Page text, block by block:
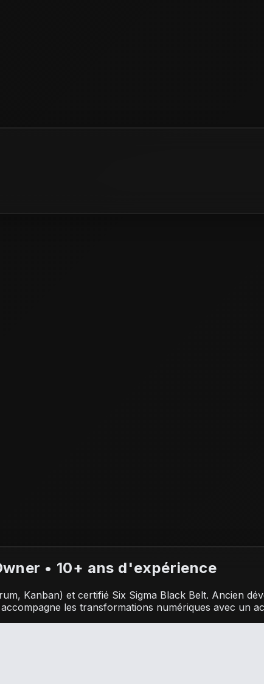
• 10+ ans d'expérience
Kanban) et certifié Six Sigma Black Belt. Ancien
les transformations numériques avec un